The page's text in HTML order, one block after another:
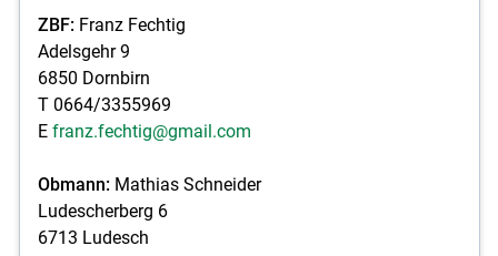
ZBF:Franz Fechtig
Adelsgehr 9
6850 Dornbirn
T 0664/3355969
E franz.fechtig@gmail.com
Obmann:Mathias Schneider
Ludescherberg 6
6713 Ludesch